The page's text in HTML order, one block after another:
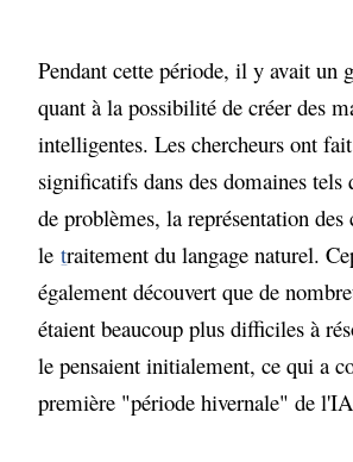
Pendant cette période, il y avait un
quant à la possibilité de créer des
intelligentes. Les chercheurs ont
significatifs dans des domaines tels
de problèmes, la représentation des
letraitement du langage naturel.
également découvert que de
étaient beaucoup plus difficiles à
le pensaient initialement, ce qui a
première "période hivernale" de